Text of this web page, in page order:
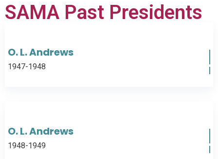
SAMA Past Presidents
O. L. Andrews
1947-1948
O. L. Andrews
1948-1949